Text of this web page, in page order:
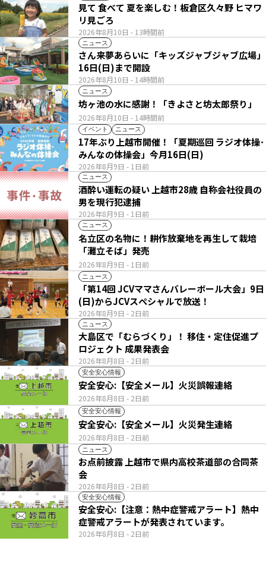
2026年8月10日 - 13時間前
見て 食べて 夏を楽しむ！板倉区久々野 ヒマワ
リ見ごろ
ニュース
2026年8月10日 - 14時間前
さん来夢あらいに「キッズジャブジャブ広場」
16日(日)まで開設
ニュース
2026年8月10日 - 14時間前
坊ヶ池の水に感謝！「きよさと坊太郎祭り」
イベント ニュース
2026年8月9日 - 1日前
17年ぶり上越市開催！「夏期巡回 ラジオ体操･
みんなの体操会」今月16日(日)
ニュース
2026年8月9日 - 1日前
酒酔い運転の疑い 上越市28歳 自称会社役員の
男を現行犯逮捕
ニュース
2026年8月9日 - 1日前
名立区の名物に！耕作放棄地を再生して栽培
「灘立そば」発売
ニュース
2026年8月9日 - 2日前
「第14回 JCVママさんバレーボール大会」9日
(日)からJCVスペシャルで放送！
ニュース
2026年8月8日 - 2日前
大島区で「むらづくり」！ 移住・定住促進プ
ロジェクト 成果発表会
安全安心情報
2026年8月8日 - 2日前
安全安心:【安全メール】火災誤報連絡
安全安心情報
2026年8月8日 - 2日前
安全安心:【安全メール】火災発生連絡
ニュース
2026年8月8日 - 2日前
お点前披露 上越市で県内高校茶道部の合同茶
会
安全安心情報
2026年8月8日 - 2日前
安全安心:【注意：熱中症警戒アラート】熱中
症警戒アラートが発表されています。